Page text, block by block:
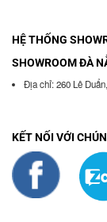
HỆ THỐNG
SHOWROOM ĐÀ
Địa chỉ: 260 Lê
KẾT NỐI VỚI